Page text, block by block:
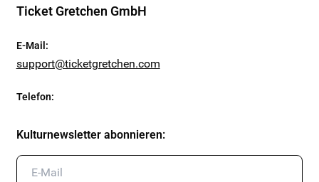
Ticket Gretchen GmbH
E-Mail :
support@ticketgretchen.com
Telefon:
Kulturnewsletter abonnieren: